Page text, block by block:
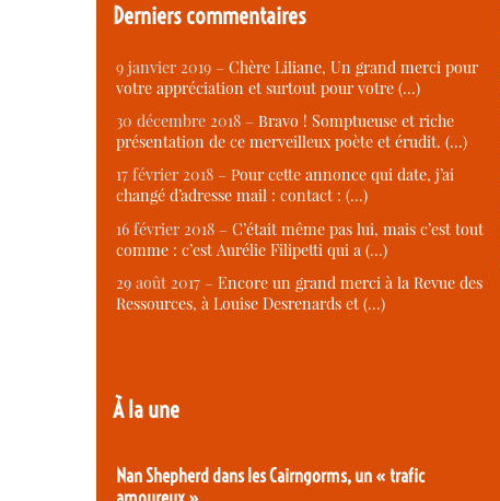
Derniers commentaires
9 janvier 2019 – Chère Liliane, Un grand merci pour
votre appréciation et surtout pour votre (…)
30 décembre 2018 – Bravo ! Somptueuse et riche
présentation de ce merveilleux poète et érudit. (…)
17 février 2018 – Pour cette annonce qui date, j’ai
changé d’adresse mail : contact : (…)
16 février 2018 – C’était même pas lui, mais c’est tout
comme : c’est Aurélie Filipetti qui a (…)
29 août 2017 – Encore un grand merci à la Revue des
Ressources, à Louise Desrenards et (…)
À la une
Nan Shepherd dans les Cairngorms, un « trafic